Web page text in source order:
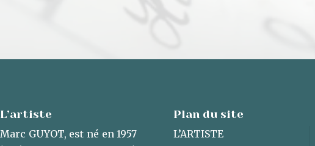
L’artiste
Marc GUYOT, est né en 1957
Plan du site
L’ARTISTE